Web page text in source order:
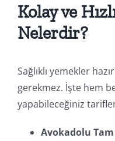
Kolay ve
Nelerdir?
Sağlıklı yemekler
gerekmez. İşte hem
yapabileceğiniz
Avokadolu